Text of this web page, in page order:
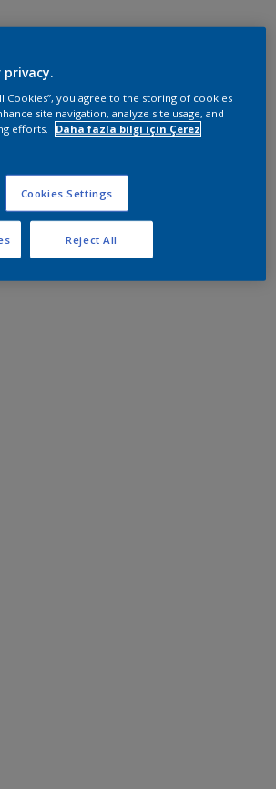
privacy.
Cookies”, you agree to the storing of cookies
site navigation, analyze site usage, and
efforts.
Daha fazla bilgi için Çerez
Cookies Settings
Reject All